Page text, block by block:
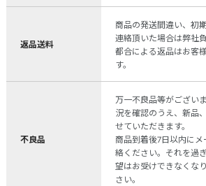
返品送料
商品の発送間違い、初
連絡頂いた場合は弊社
都合による返品はお客
す。
不良品
万一不良品等がござい
況を確認のうえ、新品
せていただきます。
商品到着後7日以内に
絡ください。それを過
望はお受けできなくな
さい。